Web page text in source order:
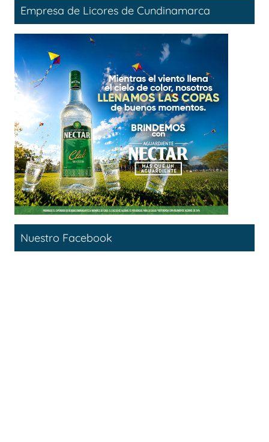
Empresa de Licores de Cundinamarca
Nuestro Facebook